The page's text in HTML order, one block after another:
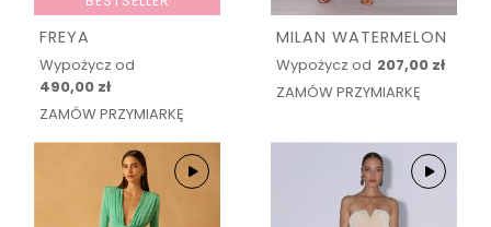
FREYA
Wypożycz od
490,00 zł
ZAMÓW PRZYMIARKĘ
MILAN WATERMELON
Wypożycz od 207,00 zł
ZAMÓW PRZYMIARKĘ